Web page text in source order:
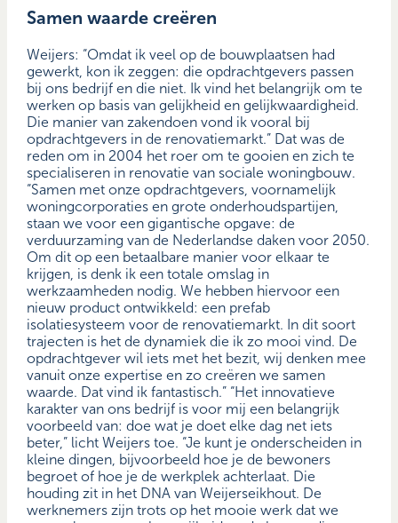
Samen waarde creëren
Weijers: “Omdat ik veel op de bouwplaatsen had
gewerkt, kon ik zeggen: die opdrachtgevers passen
bij ons bedrijf en die niet. Ik vind het belangrijk om te
werken op basis van gelijkheid en gelijkwaardigheid.
Die manier van zakendoen vond ik vooral bij
opdrachtgevers in de renovatiemarkt.” Dat was de
reden om in 2004 het roer om te gooien en zich te
specialiseren in renovatie van sociale woningbouw.
“Samen met onze opdrachtgevers, voornamelijk
woningcorporaties en grote onderhoudspartijen,
staan we voor een gigantische opgave: de
verduurzaming van de Nederlandse daken voor 2050.
Om dit op een betaalbare manier voor elkaar te
krijgen, is denk ik een totale omslag in
werkzaamheden nodig. We hebben hiervoor een
nieuw product ontwikkeld: een prefab
isolatiesysteem voor de renovatiemarkt. In dit soort
trajecten is het de dynamiek die ik zo mooi vind. De
opdrachtgever wil iets met het bezit, wij denken mee
vanuit onze expertise en zo creëren we samen
waarde. Dat vind ik fantastisch.” “Het innovatieve
karakter van ons bedrijf is voor mij een belangrijk
voorbeeld van: doe wat je doet elke dag net iets
beter,” licht Weijers toe. “Je kunt je onderscheiden in
kleine dingen, bijvoorbeeld hoe je de bewoners
begroet of hoe je de werkplek achterlaat. Die
houding zit in het DNA van Weijerseikhout. De
werknemers zijn trots op het mooie werk dat we